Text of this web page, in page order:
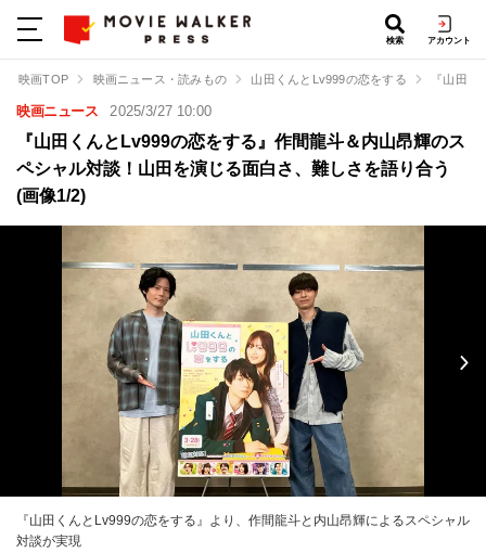
検索 アカウント
映画TOP 映画ニュース・読みもの 山田くんとLv999の恋をする 『山田
映画ニュース 2025/3/27 10:00
『山田くんとLv999の恋をする』作間龍斗＆内山昂輝のス
ペシャル対談！山田を演じる面白さ、難しさを語り合う
(画像1/2)
『山田くんとLv999の恋をする』より、作間龍斗と内山昂輝によるスペシャル
対談が実現